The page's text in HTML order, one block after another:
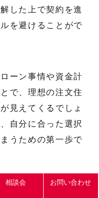
した上で契約を進
を避けることがで
ーン事情や資金計
で、理想の注文住
見えてくるでしょ
自分に合った選択
うための第一歩で
ル
相談会 お問い合わせ